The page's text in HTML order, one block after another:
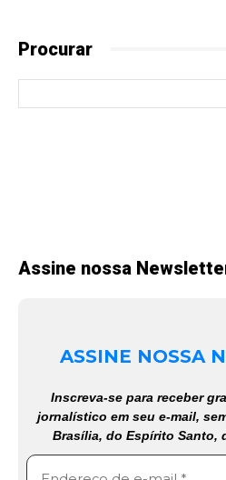
Procurar
Assine nossa
ASSINE NOSSA
Inscreva-se para receber
jornalístico em seu e-mail,
Brasília, do Espírito Santo,